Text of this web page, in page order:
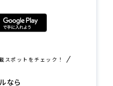
スポットをチェック！
なら